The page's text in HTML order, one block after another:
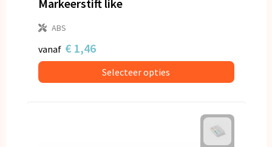
Markeerstift like
ABS
vanaf € 1,46
Selecteer opties